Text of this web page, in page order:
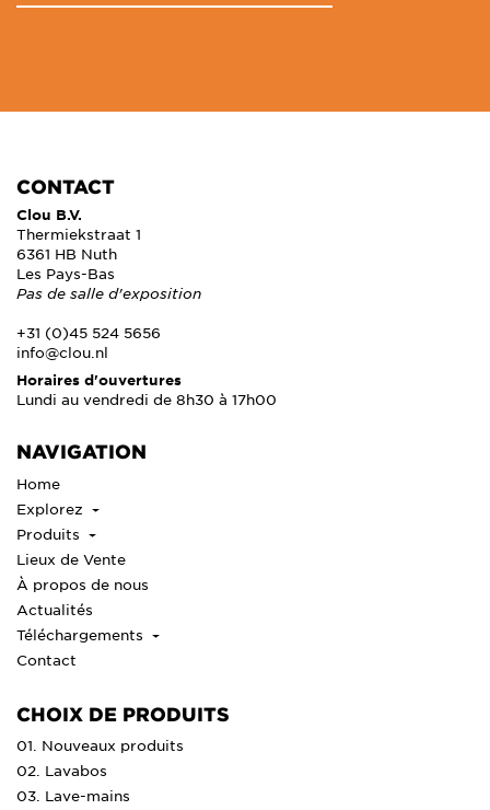
CONTACT
Clou B.V.
Thermiekstraat 1
6361 HB Nuth
Les Pays-Bas
Pas de salle d'exposition
+31 (0)45 524 5656
info@clou.nl
Horaires d'ouvertures
Lundi au vendredi de 8h30 à 17h00
NAVIGATION
Home
Explorez
Produits
Lieux de Vente
À propos de nous
Actualités
Téléchargements
Contact
CHOIX DE PRODUITS
01. Nouveaux produits
02. Lavabos
03. Lave-mains